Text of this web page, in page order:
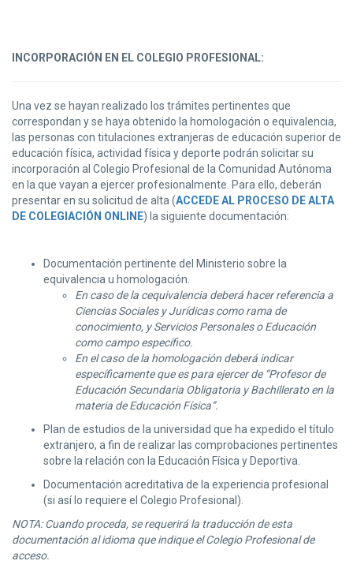
INCORPORACIÓN EN EL COLEGIO PROFESIONAL:
Una vez se hayan realizado los trámites pertinentes que
correspondan y se haya obtenido la homologación o equivalencia,
las personas con titulaciones extranjeras de educación superior de
educación física, actividad física y deporte podrán solicitar su
incorporación al Colegio Profesional de la Comunidad Autónoma
en la que vayan a ejercer profesionalmente. Para ello, deberán
presentar en su solicitud de alta (ACCEDE AL PROCESO DE ALTA
DE COLEGIACIÓN ONLINE) la siguiente documentación:
Documentación pertinente del Ministerio sobre la
equivalencia u homologación.
En caso de la cequivalencia deberá hacer referencia a
Ciencias Sociales y Jurídicas como rama de
conocimiento, y Servicios Personales o Educación
como campo específico.
En el caso de la homologación deberá indicar
específicamente que es para ejercer de “Profesor de
Educación Secundaria Obligatoria y Bachillerato en la
materia de Educación Física”.
Plan de estudios de la universidad que ha expedido el título
extranjero, a fin de realizar las comprobaciones pertinentes
sobre la relación con la Educación Física y Deportiva.
Documentación acreditativa de la experiencia profesional
(si así lo requiere el Colegio Profesional).
NOTA: Cuando proceda, se requerirá la traducción de esta
documentación al idioma que indique el Colegio Profesional de
acceso.